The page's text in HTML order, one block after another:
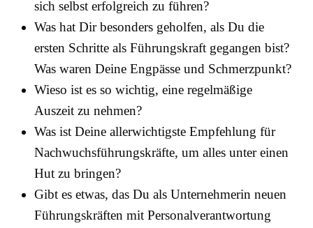
sich selbst erfolgreich zu führen?
Was hat Dir besonders geholfen, als Du die
ersten Schritte als Führungskraft gegangen bist?
Was waren Deine Engpässe und Schmerzpunkt?
Wieso ist es so wichtig, eine regelmäßige
Auszeit zu nehmen?
Was ist Deine allerwichtigste Empfehlung für
Nachwuchsführungskräfte, um alles unter einen
Hut zu bringen?
Gibt es etwas, das Du als Unternehmerin neuen
Führungskräften mit Personalverantwortung